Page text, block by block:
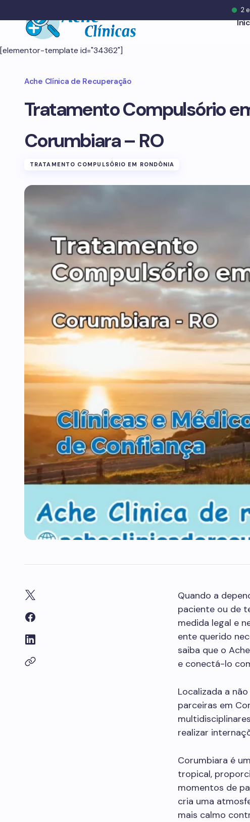
[elementor-template id="34362"]
Ache Clínica de Recuperação
Tratamento Compulsório
Corumbiara – RO
TRATAMENTO COMPULSÓRIO EM RONDÔNIA
Quando a
paciente ou de
medida legal e
ente querido
saiba que o
e conectá-lo
Localizada a
parceiras em
realizar
Corumbiara é
tropical,
momentos de
cria uma
mais calmo
2